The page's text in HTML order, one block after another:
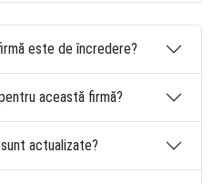
este de încredere?
această firmă?
actualizate?